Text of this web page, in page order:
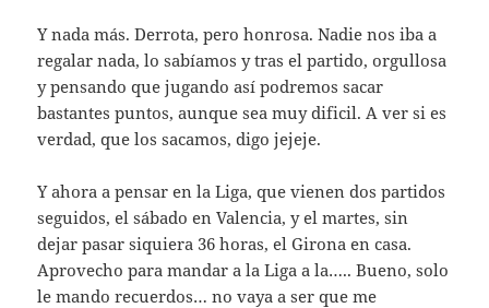
Y nada más. Derrota, pero honrosa. Nadie nos iba a
regalar nada, lo sabíamos y tras el partido, orgullosa
y pensando que jugando así podremos sacar
bastantes puntos, aunque sea muy dificil. A ver si es
verdad, que los sacamos, digo jejeje.
Y ahora a pensar en la Liga, que vienen dos partidos
seguidos, el sábado en Valencia, y el martes, sin
dejar pasar siquiera 36 horas, el Girona en casa.
Aprovecho para mandar a la Liga a la….. Bueno, solo
le mando recuerdos… no vaya a ser que me